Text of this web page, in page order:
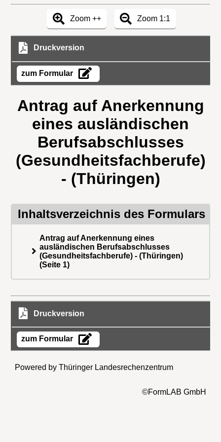
Zoom ++ Zoom 1:1
Druckversion
zum Formular
Antrag auf Anerkennung
eines ausländischen
Berufsabschlusses
(Gesundheitsfachberufe)
- (Thüringen)
Inhaltsverzeichnis des Formulars
Antrag auf Anerkennung eines
ausländischen Berufsabschlusses
(Gesundheitsfachberufe) - (Thüringen)
(Seite 1)
Druckversion
zum Formular
Powered by Thüringer Landesrechenzentrum
©FormLAB GmbH